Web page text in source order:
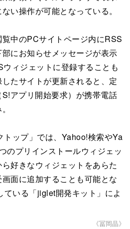
い操作が可能となっている。
中のPCサイトページ内にRSS
にお知らせメッセージが表示
ィジェットに登録することも
たサイトが更新されると、定
アプリ開始要求）が携帯電話
ップ」では、Yahoo!検索やYa
のプリインストールウィジェッ
好きなウィジェットをあらた
面に追加することも可能とな
いる「jiglet開発キット」によ
《冨岡晶》